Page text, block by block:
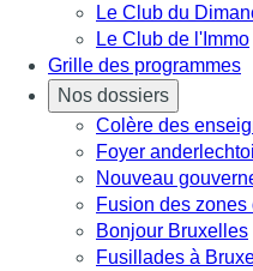
Le Club du
Le Club de l'Immo
Grille des programmes
Nos dossiers
Colère des
Foyer
Nouveau
Fusion des zones
Bonjour Bruxelles
Fusillades à